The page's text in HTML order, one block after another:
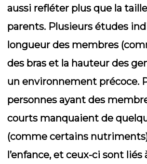
aussi refléter plus que la
parents. Plusieurs études
longueur des membres
des bras et la hauteur des
un environnement précoce.
personnes ayant des
courts manquaient de
(comme certains
l’enfance, et ceux-ci sont liés